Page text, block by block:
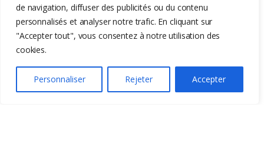
de navigation, diffuser des publicités ou du contenu
personnalisés et analyser notre trafic. En cliquant sur
"Accepter tout", vous consentez à notre utilisation des
cookies.
Personnaliser Rejeter Accepter
-54%
285,00€ 612,99 €